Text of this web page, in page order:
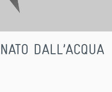
DALL’ACQUA